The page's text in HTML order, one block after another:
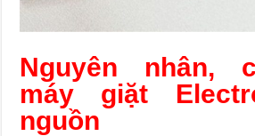
Nguyên nhân,
máy giặt
nguồn